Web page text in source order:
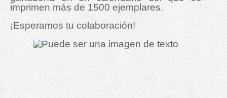
imprimen más de 1500 ejemplares.
¡Esperamos tu colaboración!